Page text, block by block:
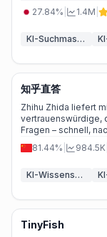
27.84%
1.4M
KI-Suchmaschine
知乎直答
Zhihu Zhida liefert
vertrauenswürdige,
Fragen – schnell,
Urheberrechten.
81.44% 984.5K
KI-Wissensbasis
TinyFish